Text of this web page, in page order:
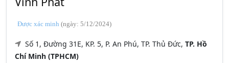
Được xác minh (ngày: 5/12/2024)
Số 1, Đường 31E, KP. 5, P. An Phú, TP. Thủ Đức, TP. Hồ
Chí Minh (TPHCM)